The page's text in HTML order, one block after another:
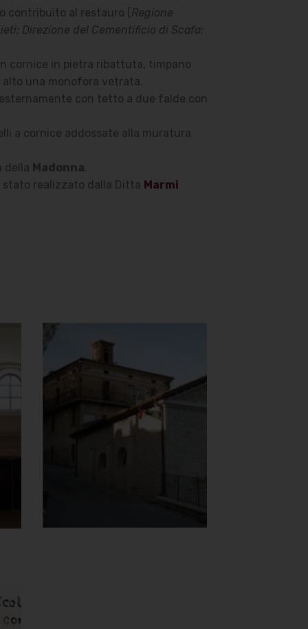
contribuito al restauro ( Regione
Direzione del Cementificio di Scafa;
cornice in pietra ribattuta, timpano
alto una monofora vetrata.
con tetto a due falde con
a cornice addossate alla muratura
della Madonna.
stato realizzato dalla Ditta Marmi
Chiesa di Maria
Santissima del
Esterno